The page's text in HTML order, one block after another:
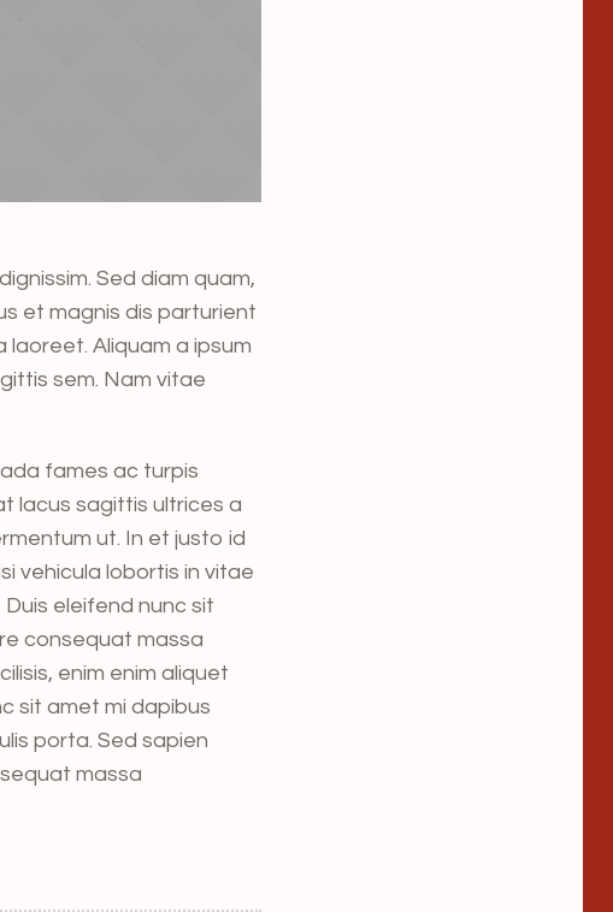
Sed diam quam,
et magnis dis parturient
laoreet. Aliquam a ipsum
sem. Nam vitae
fames ac turpis
lacus sagittis ultrices a
ut. In et justo id
vehicula lobortis in vitae
eleifend nunc sit
consequat massa
enim enim aliquet
sit amet mi dapibus
porta. Sed sapien
massa